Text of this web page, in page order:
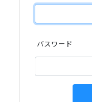
パスワード